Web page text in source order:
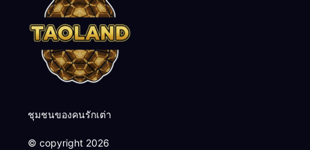
ชุมชนของคนรักเต่า
© copyright 2026